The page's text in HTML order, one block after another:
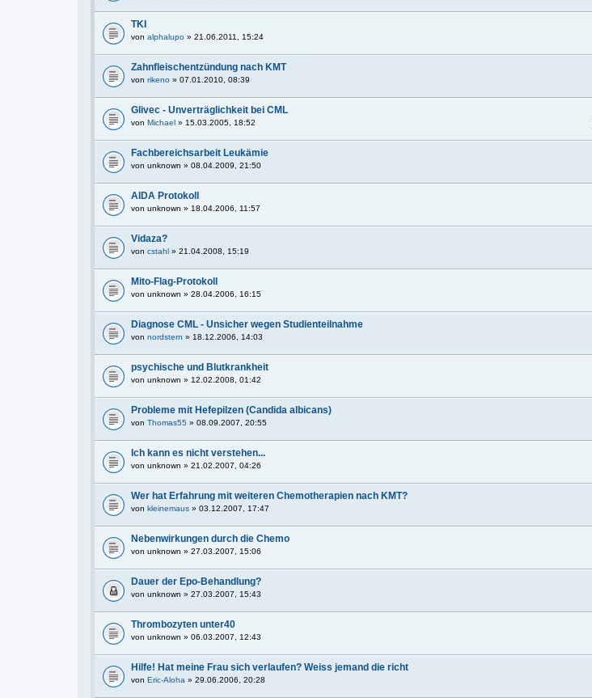
TKI
von alphalupo » 21.06.2011, 15:24
Zahnfleischentzündung nach KMT
von rikeno » 07.01.2010, 08:39
Glivec - Unverträglichkeit bei CML
von Michael » 15.03.2005, 18:52
Fachbereichsarbeit Leukämie
von unknown » 08.04.2009, 21:50
AIDA Protokoll
von unknown » 18.04.2006, 11:57
Vidaza?
von cstahl » 21.04.2008, 15:19
Mito-Flag-Protokoll
von unknown » 28.04.2006, 16:15
Diagnose CML - Unsicher wegen Studienteilnahme
von nordstern » 18.12.2006, 14:03
psychische und Blutkrankheit
von unknown » 12.02.2008, 01:42
Probleme mit Hefepilzen (Candida albicans)
von Thomas55 » 08.09.2007, 20:55
Ich kann es nicht verstehen...
von unknown » 21.02.2007, 04:26
Wer hat Erfahrung mit weiteren Chemotherapien nach KMT?
von kleinemaus » 03.12.2007, 17:47
Nebenwirkungen durch die Chemo
von unknown » 27.03.2007, 15:06
Dauer der Epo-Behandlung?
von unknown » 27.03.2007, 15:43
Thrombozyten unter40
von unknown » 06.03.2007, 12:43
Hilfe! Hat meine Frau sich verlaufen? Weiss jemand die richt
von Eric-Aloha » 29.06.2006, 20:28